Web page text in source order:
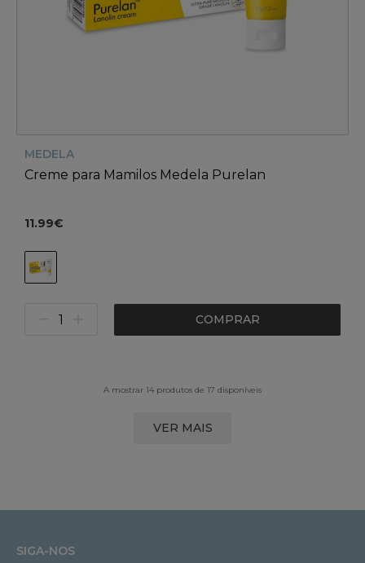
MEDELA
Creme para Mamilos Medela Purelan
11.99€
COMPRAR
A mostrar 14 produtos de 17 disponíveis
VER MAIS
SIGA-NOS